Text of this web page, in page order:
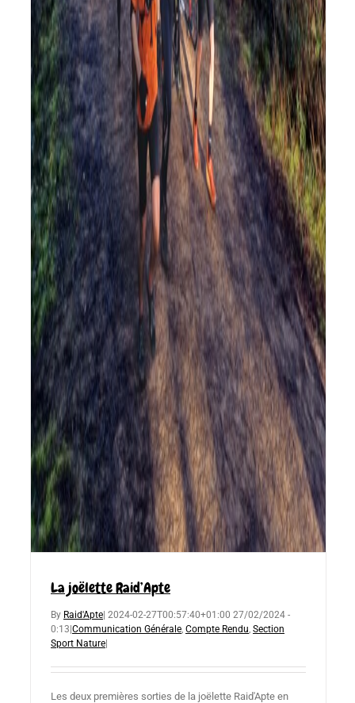
La joëlette Raid’Apte
By Raid'Apte 2024-02-27T00:57:40+01:00 27/02/2024 -
0:13 Communication Générale, Compte Rendu, Section
Sport Nature
Les deux premières sorties de la joëlette Raid'Apte en